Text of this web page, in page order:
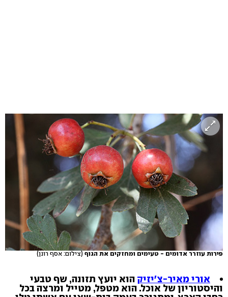
פירות עוזרר אדומים - טעימים ומחזקים את הגוף(צילום: אסף רונן)
אורי מאיר-צ'יזיק הוא יועץ תזונה, שף טבעי
והיסטוריון של אוכל. הוא מטפל, מטייל ומרצה בכל